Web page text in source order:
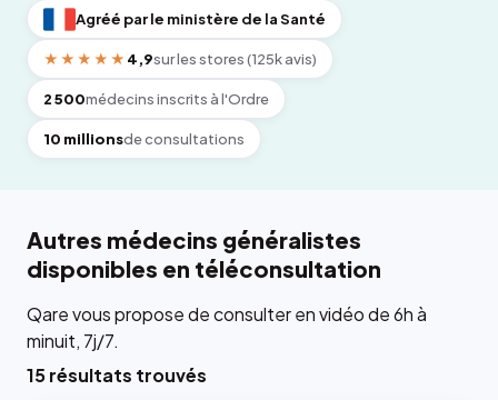
Agréé par le ministère de la Santé
★★★★★ 4,9sur les stores (125k avis)
2 500médecins inscrits à l'Ordre
10 millionsde consultations
Autres médecins généralistes
disponibles en téléconsultation
Qare vous propose de consulter en vidéo de 6h à
minuit, 7j/7.
15 résultats trouvés